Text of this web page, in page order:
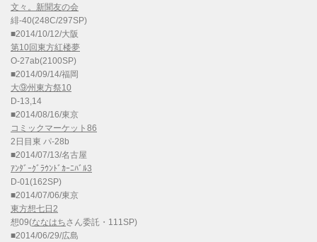
文々。新聞友の会
緋-40(248C/297SP)
■2014/10/12/大阪
第10回東方紅楼夢
O-27ab(2100SP)
■2014/09/14/福岡
大⑨州東方祭10
D-13,14
■2014/08/16/東京
コミックマーケット86
2日目東 パ-28b
■2014/07/13/名古屋
ｱﾝﾀﾞｰｸﾞﾗｳﾝﾄﾞｶｰﾆﾊﾞﾙ3
D-01(162SP)
■2014/07/06/東京
東方想七日2
想09(ななはちさん委託・111SP)
■2014/06/29/広島